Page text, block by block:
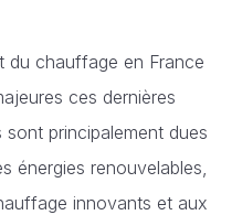
du chauffage en France
ces dernières
principalement dues
énergies renouvelables,
innovants et aux